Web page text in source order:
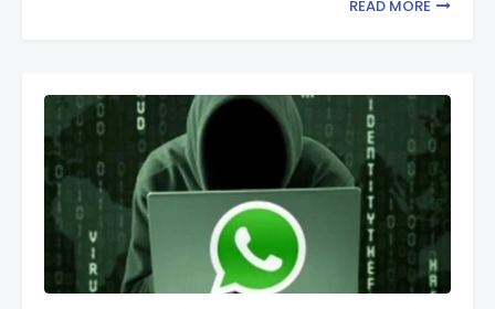
READ MORE